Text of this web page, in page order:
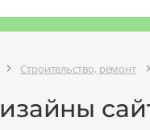
Строительство, ремонт